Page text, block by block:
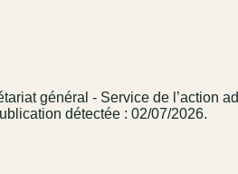
général - Service de l’action
détectée : 02/07/2026.